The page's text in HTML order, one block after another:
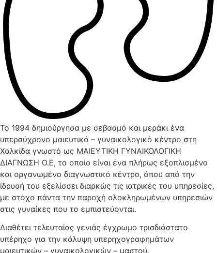
Το 1994 δημιούργησα με σεβασμό και μεράκι ένα
υπερσύχρονο μαιευτικό – γυναικολογικό κέντρο στη
Χαλκίδα γνωστό ως ΜΑΙΕΥΤΙΚΗ ΓΥΝΑΙΚΟΛΟΓΙΚΗ
ΔΙΑΓΝΩΣΗ Ο.Ε, το οποίο είναι ένα πλήρως εξοπλισμένο
και οργανωμένο διαγνωστικό κέντρο, όπου από την
ίδρυσή του εξελίσσει διαρκώς τις ιατρικές του υπηρεσίες,
με στόχο πάντα την παροχή ολοκληρωμένων υπηρεσιών
στις γυναίκες που το εμπιστεύονται.
Διαθέτει τελευταίας γενιάς έγχρωμο τρισδιάστατο
υπέρηχο για την κάλυψη υπερηχογραφημάτων
μαιευτικών – γυναικολογικών – μαστού.